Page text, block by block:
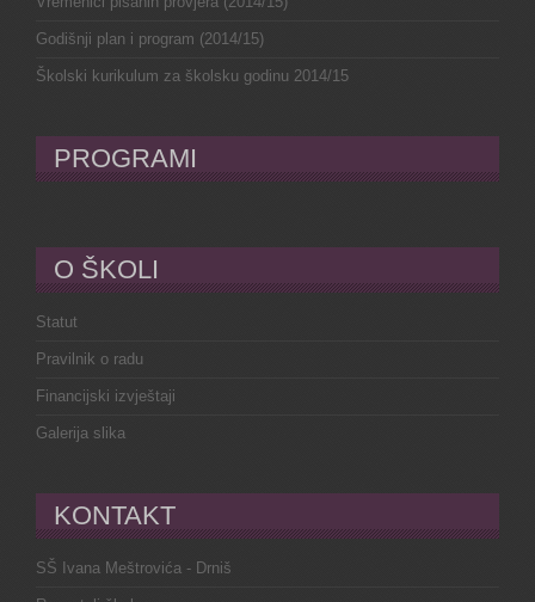
Godišnji plan i program (2014/15)
Školski kurikulum za školsku godinu 2014/15
PROGRAMI
O ŠKOLI
Statut
Pravilnik o radu
Financijski izvještaji
Galerija slika
KONTAKT
SŠ Ivana Meštrovića - Drniš